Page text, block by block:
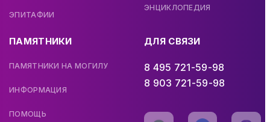
ЭПИТАФИИ
ЭНЦИКЛОПЕДИЯ
ПАМЯТНИКИ
ПАМЯТНИКИ НА МОГИЛУ
ИНФОРМАЦИЯ
ПОМОЩЬ
ДЛЯ СВЯЗИ
8 495 721-59-98
8 903 721-59-98